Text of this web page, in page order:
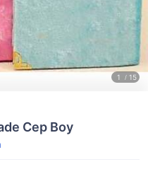
Cep Boy